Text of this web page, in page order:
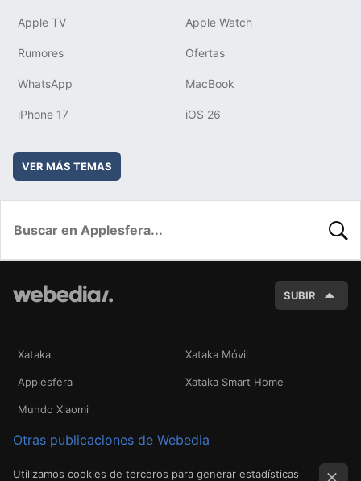
Apple TV Apple Watch
Rumores Ofertas
WhatsApp MacBook
iPhone 17 iOS 26
VER MÁS TEMAS
SUBIR
Xataka Xataka Móvil
Applesfera Xataka Smart Home
Mundo Xiaomi
Otras publicaciones de Webedia
Utilizamos cookies de terceros para generar estadísticas